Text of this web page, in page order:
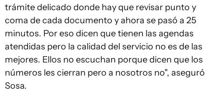
trámite delicado donde hay que revisar punto y
coma de cada documento y ahora se pasó a 25
minutos. Por eso dicen que tienen las agendas
atendidas pero la calidad del servicio no es de las
mejores. Ellos no escuchan porque dicen que los
números les cierran pero a nosotros no", aseguró
Sosa.